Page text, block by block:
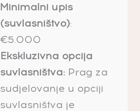
Minimalni upis
(suvlasništvo):
€5.000
Ekskluzivna opcija
suvlasništva: Prag za
sudjelovanje u opciji
suvlasništva je